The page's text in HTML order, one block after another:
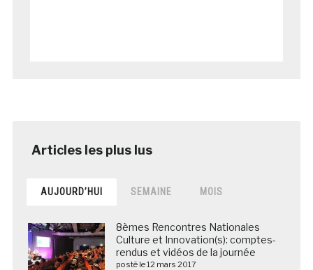
AUJOURD’HUI SEMAINE MOIS
8èmes Rencontres Nationales
Culture et Innovation(s): comptes-
rendus et vidéos de la journée
posté le 12 mars 2017